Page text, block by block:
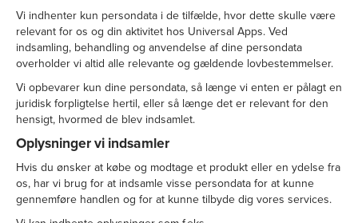
Vi indhenter kun persondata i de tilfælde, hvor dette skulle være
relevant for os og din aktivitet hos Universal Apps. Ved
indsamling, behandling og anvendelse af dine persondata
overholder vi altid alle relevante og gældende lovbestemmelser.
Vi opbevarer kun dine persondata, så længe vi enten er pålagt en
juridisk forpligtelse hertil, eller så længe det er relevant for den
hensigt, hvormed de blev indsamlet.
Oplysninger vi indsamler
Hvis du ønsker at købe og modtage et produkt eller en ydelse fra
os, har vi brug for at indsamle visse persondata for at kunne
gennemføre handlen og for at kunne tilbyde dig vores services.